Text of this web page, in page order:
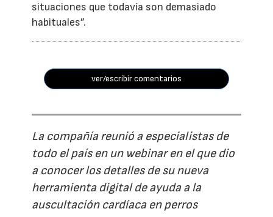
situaciones que todavía son demasiado
habituales”.
ver/escribir comentarios
La compañía reunió a especialistas de
todo el país en un webinar en el que dio
a conocer los detalles de su nueva
herramienta digital de ayuda a la
auscultación cardíaca en perros